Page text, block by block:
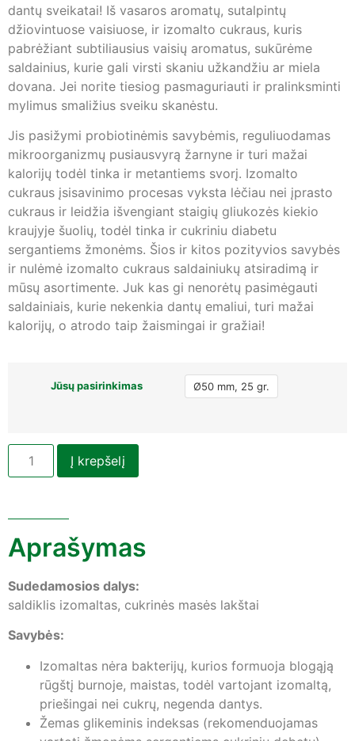
dantų sveikatai! Iš vasaros aromatų, sutalpintų
džiovintuose vaisiuose, ir izomalto cukraus, kuris
pabrėžiant subtiliausius vaisių aromatus, sukūrėme
saldainius, kurie gali virsti skaniu užkandžiu ar miela
dovana. Jei norite tiesiog pasmaguriauti ir pralinksminti
mylimus smaližius sveiku skanėstu.
Jis pasižymi probiotinėmis savybėmis, reguliuodamas
mikroorganizmų pusiausvyrą žarnyne ir turi mažai
kalorijų todėl tinka ir metantiems svorį. Izomalto
cukraus įsisavinimo procesas vyksta lėčiau nei įprasto
cukraus ir leidžia išvengiant staigių gliukozės kiekio
kraujyje šuolių, todėl tinka ir cukriniu diabetu
sergantiems žmonėms. Šios ir kitos pozityvios savybės
ir nulėmė izomalto cukraus saldainiukų atsiradimą ir
mūsų asortimente. Juk kas gi nenorėtų pasimėgauti
saldainiais, kurie nekenkia dantų emaliui, turi mažai
kalorijų, o atrodo taip žaismingai ir gražiai!
Jūsų pasirinkimas Ø50 mm, 25 gr.
Į krepšelį
Aprašymas
Sudedamosios dalys:
saldiklis izomaltas, cukrinės masės lakštai
Savybės:
Izomaltas nėra bakterijų, kurios formuoja blogąją
rūgštį burnoje, maistas, todėl vartojant izomaltą,
priešingai nei cukrų, negenda dantys.
Žemas glikeminis indeksas (rekomenduojamas